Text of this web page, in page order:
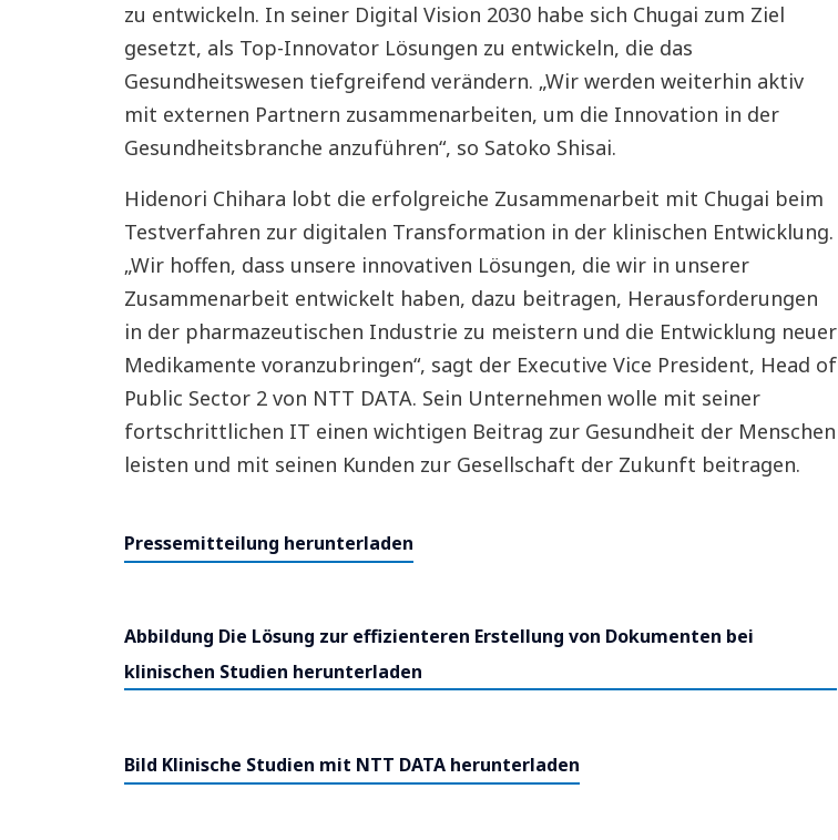
zu entwickeln. In seiner Digital Vision 2030 habe sich Chugai zum Ziel
gesetzt, als Top-Innovator Lösungen zu entwickeln, die das
Gesundheitswesen tiefgreifend verändern. „Wir werden weiterhin aktiv
mit externen Partnern zusammenarbeiten, um die Innovation in der
Gesundheitsbranche anzuführen“, so Satoko Shisai.
Hidenori Chihara lobt die erfolgreiche Zusammenarbeit mit Chugai beim
Testverfahren zur digitalen Transformation in der klinischen Entwicklung.
„Wir hoffen, dass unsere innovativen Lösungen, die wir in unserer
Zusammenarbeit entwickelt haben, dazu beitragen, Herausforderungen
in der pharmazeutischen Industrie zu meistern und die Entwicklung neuer
Medikamente voranzubringen“, sagt der Executive Vice President, Head of
Public Sector 2 von NTT DATA. Sein Unternehmen wolle mit seiner
fortschrittlichen IT einen wichtigen Beitrag zur Gesundheit der Menschen
leisten und mit seinen Kunden zur Gesellschaft der Zukunft beitragen.
Pressemitteilung herunterladen
Abbildung Die Lösung zur effizienteren Erstellung von Dokumenten bei
klinischen Studien herunterladen
Bild Klinische Studien mit NTT DATA herunterladen